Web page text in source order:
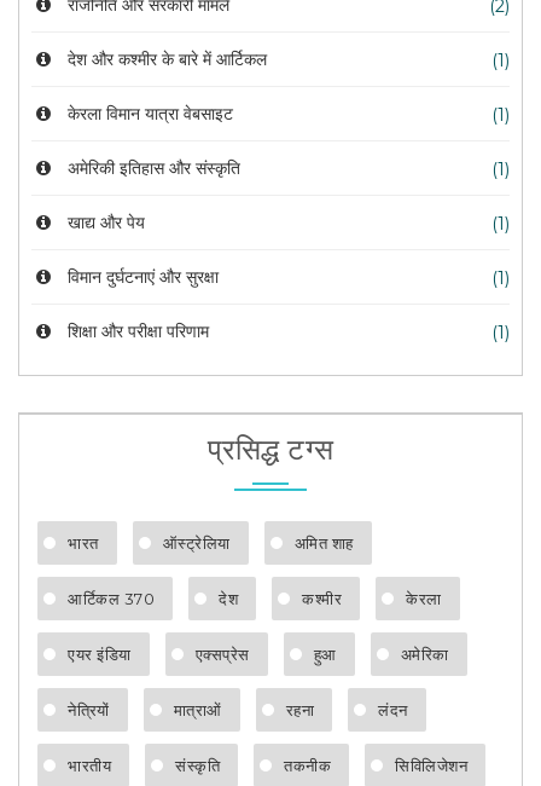
(2)
देश और कश्मीर के बारे में आर्टिकल (1)
केरला विमान यात्रा वेबसाइट (1)
अमेरिकी इतिहास और संस्कृति (1)
खाद्य और पेय (1)
विमान दुर्घटनाएं और सुरक्षा (1)
शिक्षा और परीक्षा परिणाम (1)
प्रसिद्ध टग्स
भारत ऑस्ट्रेलिया अमित शाह
आर्टिकल 370 देश कश्मीर केरला
एयर इंडिया एक्सप्रेस हुआ अमेरिका
नेत्रियों मात्राओं रहना लंदन
भारतीय संस्कृति तकनीक सिविलिजेशन